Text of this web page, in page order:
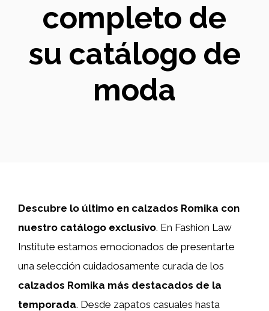
completo de
su catálogo de
moda
Descubre lo último en calzados Romika con
nuestro catálogo exclusivo. En Fashion Law
Institute estamos emocionados de presentarte
una selección cuidadosamente curada de los
calzados Romika más destacados de la
temporada. Desde zapatos casuales hasta